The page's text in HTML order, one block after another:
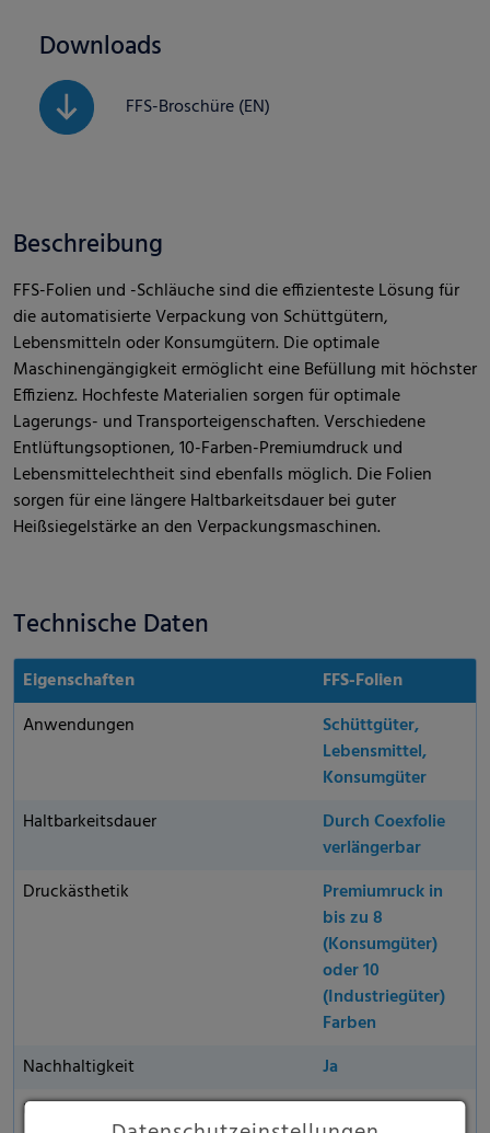
Downloads
FFS-Broschüre (EN)
Beschreibung
FFS-Folien und -Schläuche sind die effizienteste Lösung für
die automatisierte Verpackung von Schüttgütern,
Lebensmitteln oder Konsumgütern. Die optimale
Maschinengängigkeit ermöglicht eine Befüllung mit höchster
Effizienz. Hochfeste Materialien sorgen für optimale
Lagerungs- und Transporteigenschaften. Verschiedene
Entlüftungsoptionen, 10-Farben-Premiumdruck und
Lebensmittelechtheit sind ebenfalls möglich. Die Folien
sorgen für eine längere Haltbarkeitsdauer bei guter
Heißsiegelstärke an den Verpackungsmaschinen.
Technische Daten
Eigenschaften
FFS-Folien
Anwendungen
Schüttgüter,
Lebensmittel,
Konsumgüter
Haltbarkeitsdauer
Durch Coexfolie
verlängerbar
Druckästhetik
Premiumruck in
bis zu 8
(Konsumgüter)
oder 10
(Industriegüter)
Farben
Nachhaltigkeit
Ja
Umweltfreundliches Material
Ja